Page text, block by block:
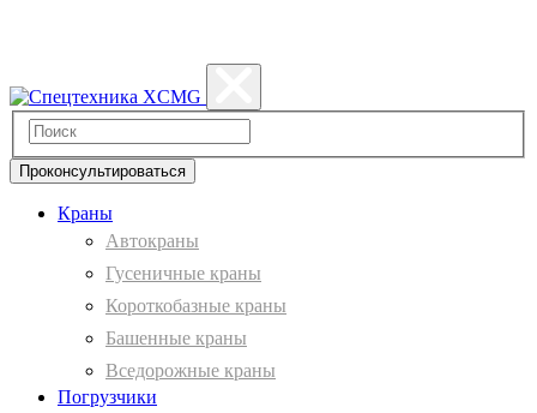
Проконсультироваться
Краны
Автокраны
Гусеничные краны
Короткобазные краны
Башенные краны
Вcедорожные краны
Погрузчики